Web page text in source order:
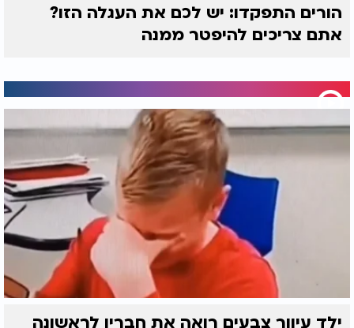
הורים התפקדו: יש לכם את העגלה הזו?
אתם צריכים להיפטר ממנה
ילד עיוור צבעים רואה את חבריו לראשונה